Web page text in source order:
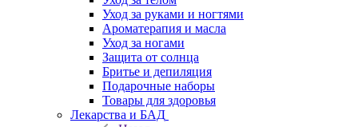
Уход за руками и ногтями
Ароматерапия и масла
Уход за ногами
Защита от солнца
Бритье и депиляция
Подарочные наборы
Товары для здоровья
Лекарства и БАД